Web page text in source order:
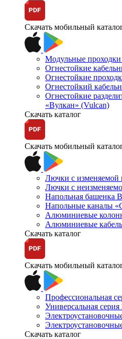
Скачать мобильный
Модульные
Огнестойкие
Огнестойкие
Огнестойкий
Огнестойкие
«Вулкан» (Vulcan)
Скачать каталог
Скачать мобильный
Лючки с изменяемой
Лючки с
Напольная башенка
Напольные каналы
Алюминиевые
Алюминиевые
Скачать каталог
Скачать мобильный
Профессиональная
Универсальная
Скачать каталог